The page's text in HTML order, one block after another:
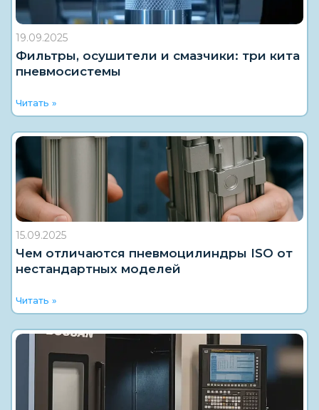
19.09.2025
Фильтры, осушители и смазчики: три кита
пневмосистемы
Читать »
15.09.2025
Чем отличаются пневмоцилиндры ISO от
нестандартных моделей
Читать »